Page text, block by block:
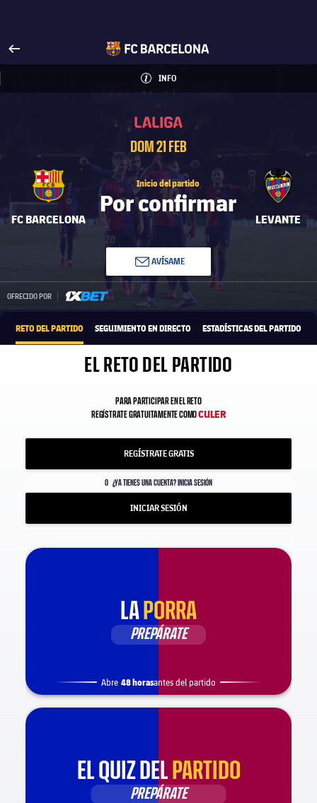
Visita FCBarcelona.es
arrow-right
fcbarcelona-with-name
INFO
INFORMACIÓN
INFO
La Liga
DOM 21 FEB
FC BARCELONA
Inicio del partido
Por confirmar
LEVANTE
AVÍSAME
OFRECIDO POR 1xbet-multi
RETO DEL PARTIDO SEGUIMIENTO EN DIRECTO ESTADÍSTICAS DEL PARTIDO
EL RETO DEL PARTIDO
PARA PARTICIPAR EN EL RETO
REGÍSTRATE GRATUITAMENTE COMOCULER
REGÍSTRATE GRATIS
O ¿YA TIENES UNA CUENTA? INICIA SESIÓN
INICIAR SESIÓN
LA PORRA
PREPÁRATE
Abre 48 horasantes del partido
EL QUIZ DEL PARTIDO
PREPÁRATE